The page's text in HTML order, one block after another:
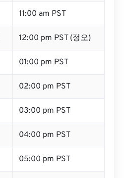
11:00 am PST
12:00 pm PST (정오)
01:00 pm PST
02:00 pm PST
03:00 pm PST
04:00 pm PST
05:00 pm PST